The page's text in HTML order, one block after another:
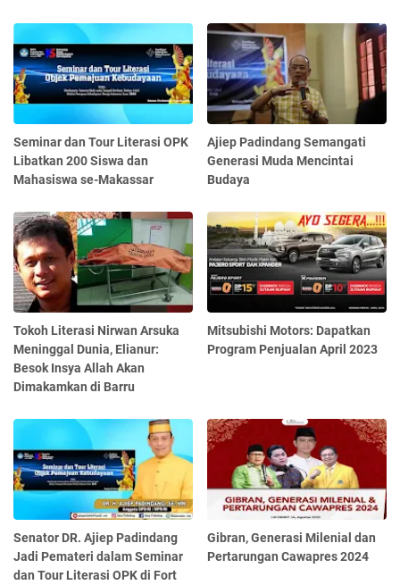
Seminar dan Tour Literasi OPK
Libatkan 200 Siswa dan
Mahasiswa se-Makassar
Ajiep Padindang Semangati
Generasi Muda Mencintai
Budaya
Tokoh Literasi Nirwan Arsuka
Meninggal Dunia, Elianur:
Besok Insya Allah Akan
Dimakamkan di Barru
Mitsubishi Motors: Dapatkan
Program Penjualan April 2023
Senator DR. Ajiep Padindang
Jadi Pemateri dalam Seminar
dan Tour Literasi OPK di Fort
Gibran, Generasi Milenial dan
Pertarungan Cawapres 2024